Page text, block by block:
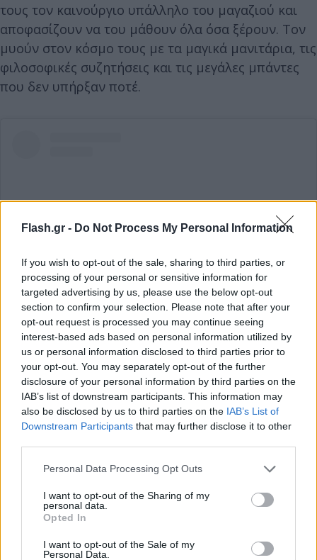
Flash.gr - Do Not Process My Personal Information
If you wish to opt-out of the sale, sharing to third parties, or
processing of your personal or sensitive information for
targeted advertising by us, please use the below opt-out
section to confirm your selection. Please note that after your
opt-out request is processed you may continue seeing
interest-based ads based on personal information utilized by
us or personal information disclosed to third parties prior to
your opt-out. You may separately opt-out of the further
disclosure of your personal information by third parties on the
IAB’s list of downstream participants. This information may
also be disclosed by us to third parties on the IAB’s List of
Downstream Participants that may further disclose it to other
Please note that this website/app uses one or more Google
not limited to your visit or usage behaviour. You may click to
grant or deny consent to Google and its third-party tags to
use your data for below specified purposes in below Google
consent section.
Personal Data Processing Opt Outs
I want to opt-out of the Sharing of my
personal data.
Opted In
I want to opt-out of the Sale of my
Personal Data.
τους τον καινούργιο υπάλληλο του μαγαζιού και
αποφασίζουν να του μάθουν όλα όσα ξέρουν. Τον
μυούν στον κόσμο τους με τα μαγικά μανιτάρια, τις
φιλοσοφικές συζητήσεις και τις μεγάλες μπάντες
που δεν υπήρξαν ποτέ.
Δείτε αυτή τη δημοσίευση στο Instagram.
«Μικρά συζυγικά εγκλήματα»